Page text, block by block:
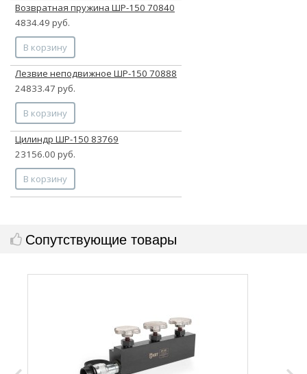
Возвратная пружина ШР-150 70840
4834.49 руб.
В корзину
Лезвие неподвижное ШР-150 70888
24833.47 руб.
В корзину
Цилиндр ШР-150 83769
23156.00 руб.
В корзину
Сопутствующие товары